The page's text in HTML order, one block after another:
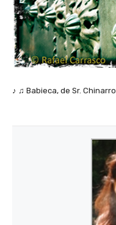
♪ ♫ Babieca, de Sr. Chinarro